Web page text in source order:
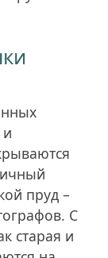
пруд –
С
старая и